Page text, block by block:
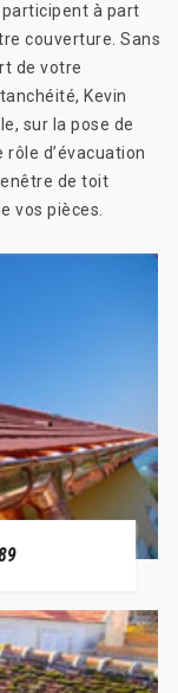
à part
couverture. Sans
de votre
Kevin
sur la pose de
d’évacuation
de toit
vos pièces.